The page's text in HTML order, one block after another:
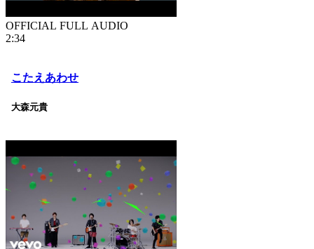
OFFICIAL FULL AUDIO
2:34
こたえあわせ
大森元貴